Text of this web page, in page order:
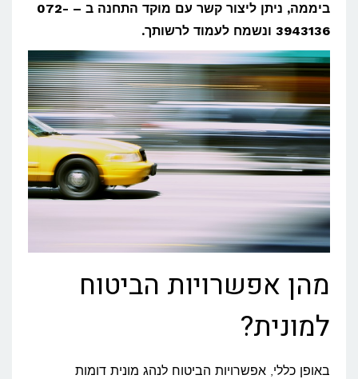
ביממה, ניתן ליצור קשר עם מוקד התחנה ב – 072-
3943136 ונשמח לעמוד לרשותך.
מהן אפשרויות הביטוח
למונית?
באופן כללי, אפשרויות הביטוח לנהג מונית דומות